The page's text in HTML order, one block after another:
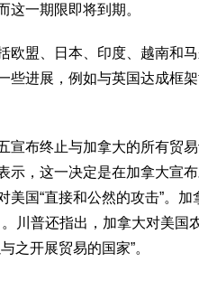
这一期限即将到期。
欧盟、日本、印度、越南和
些进展，例如与英国达成框
宣布终止与加拿大的所有贸
示，这一决定是在加拿大宣
美国“直接和公然的攻击”。
川普还指出，加拿大对美国
之开展贸易的国家”。